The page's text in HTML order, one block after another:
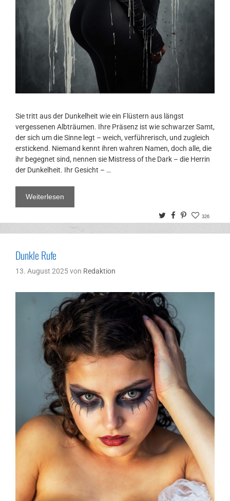
Sie tritt aus der Dunkelheit wie ein Flüstern aus längst
vergessenen Albträumen. Ihre Präsenz ist wie schwarzer Samt,
der sich um die Sinne legt – weich, verführerisch, und zugleich
erstickend. Niemand kennt ihren wahren Namen, doch alle, die
ihr begegnet sind, nennen sie Mistress of the Dark – die Herrin
der Dunkelheit. Ihr Gesicht – …
Weiterlesen
TwitterFacebook
Pinterest
326
Dunkle Rufe
13. August 2025von Redaktion